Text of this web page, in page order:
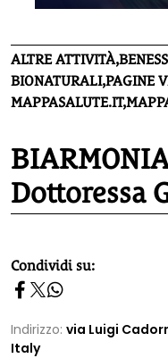
ALTRE
BIONATURALI,PAGINE
Dottoressa
homepage h2
Condividi su:
Indirizzo: via Luigi
Italy